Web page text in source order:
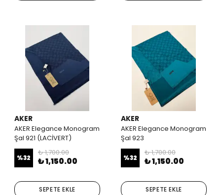
AKER
AKER Elegance Monogram
Şal 921 (LACİVERT)
%32
₺ 1,700.00
₺ 1,150.00
SEPETE EKLE
AKER
AKER Elegance Monogram
Şal 923
%32
₺ 1,700.00
₺ 1,150.00
SEPETE EKLE